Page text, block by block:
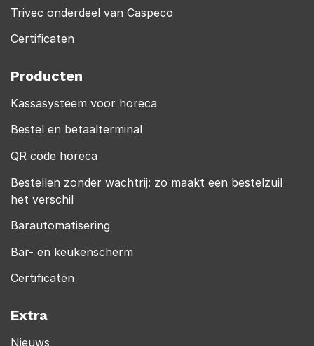
Trivec onderdeel van Caspeco
Certificaten
Producten
Kassasysteem voor horeca
Bestel en betaalterminal
QR code horeca
Bestellen zonder wachtrij: zo maakt een bestelzuil
het verschil
Barautomatisering
Bar- en keukenscherm
Certificaten
Extra
Nieuws